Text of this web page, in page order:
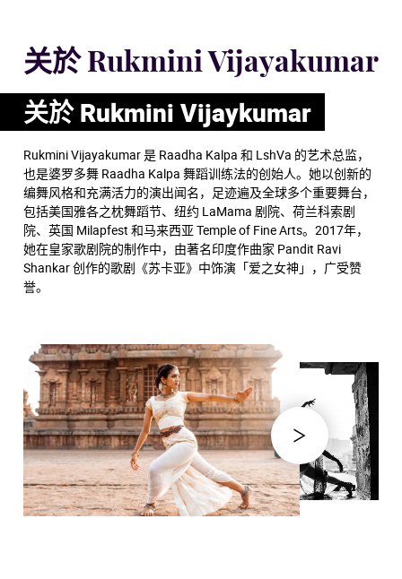
关於 Rukmini Vijayakumar
关於 Rukmini Vijaykumar
Rukmini Vijayakumar 是 Raadha Kalpa 和 LshVa 的艺术总监，
也是婆罗多舞 Raadha Kalpa 舞蹈训练法的创始人。她以创新的
编舞风格和充满活力的演出闻名，足迹遍及全球多个重要舞台，
包括美国雅各之枕舞蹈节、纽约 LaMama 剧院、荷兰科索剧
院、英国 Milapfest 和马来西亚 Temple of Fine Arts。2017年，
她在皇家歌剧院的制作中，由著名印度作曲家 Pandit Ravi
Shankar 创作的歌剧《苏卡亚》中饰演「爱之女神」，广受赞
誉。